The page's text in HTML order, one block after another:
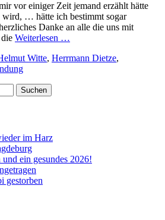
vor einiger Zeit jemand erzählt hätte
wird, … hätte ich bestimmt sogar
Danke an alle die uns mit
Weiterlesen …
Witte, Herrmann Dietze,
im Harz
ein gesundes 2026!
gestorben